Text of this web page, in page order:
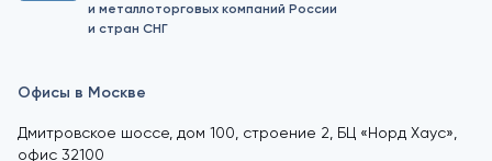
и металлоторговых компаний России
и стран СНГ
Офисы в Москве
Дмитровское шоссе, дом 100, строение 2, БЦ «Норд Хаус»,
офис 32100